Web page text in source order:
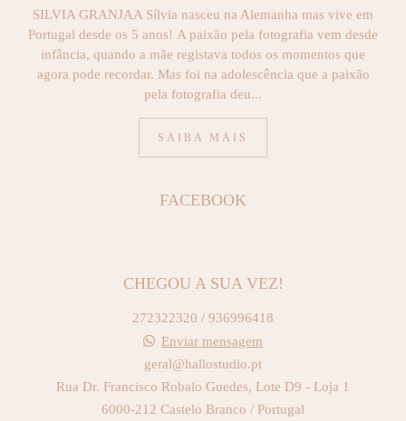
SILVIA GRANJAA Sílvia nasceu na Alemanha mas vive em
Portugal desde os 5 anos! A paixão pela fotografia vem desde
infância, quando a mãe registava todos os momentos que
agora pode recordar. Mas foi na adolescência que a paixão
pela fotografia deu...
SAIBA MAIS
FACEBOOK
CHEGOU A SUA VEZ!
272322320 / 936996418
Enviar mensagem
geral@hallostudio.pt
Rua Dr. Francisco Robalo Guedes, Lote D9 - Loja 1
6000-212 Castelo Branco / Portugal